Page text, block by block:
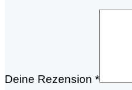
Deine Rezension *